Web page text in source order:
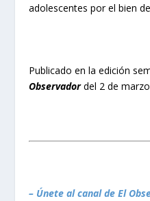
adolescentes por el bien
Publicado en la edición
Observadordel 2 de
– Únete al canal de El